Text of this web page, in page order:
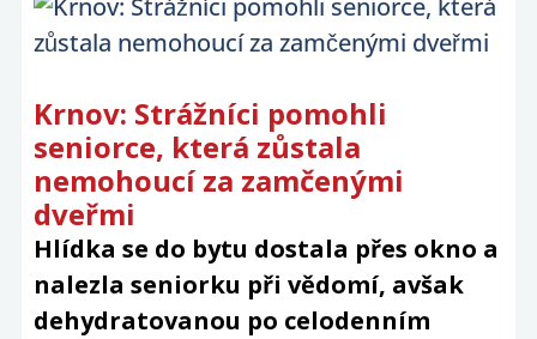
Krnov: Strážníci pomohli
seniorce, která zůstala
nemohoucí za zamčenými
dveřmi
Hlídka se do bytu dostala přes okno a
nalezla seniorku při vědomí, avšak
dehydratovanou po celodenním